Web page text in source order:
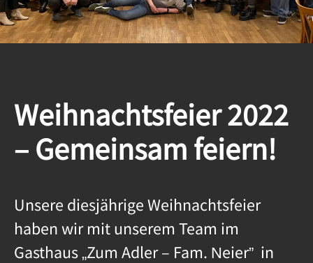
Weihnachtsfeier 2022
– Gemeinsam feiern!
Unsere diesjährige Weihnachtsfeier
haben wir mit unserem Team im
Gasthaus „Zum Adler – Fam. Neier” in